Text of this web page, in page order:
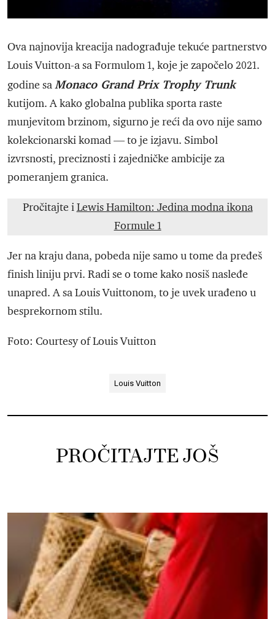
Ova najnovija kreacija nadograđuje tekuće partnerstvo
Louis Vuitton-a sa Formulom 1, koje je započelo 2021.
godine saMonaco Grand Prix Trophy Trunk
kutijom. A kako globalna publika sporta raste
munjevitom brzinom, sigurno je reći da ovo nije samo
kolekcionarski komad — to je izjavu. Simbol
izvrsnosti, preciznosti i zajedničke ambicije za
pomeranjem granica.
Pročitajte iLewis Hamilton: Jedina modna ikona
Formule 1
Jer na kraju dana, pobeda nije samo u tome da pređeš
finish liniju prvi. Radi se o tome kako nosiš nasleđe
unapred. A sa Louis Vuittonom, to je uvek urađeno u
besprekornom stilu.
Foto: Courtesy of Louis Vuitton
Louis Vuitton
PROČITAJTE JOŠ